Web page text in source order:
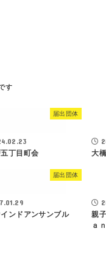
届出団体
丁目町会 大
届出団体
ンドアンサンブル
親
ａ